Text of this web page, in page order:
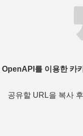
OpenAPI를 이용한 카
공유할 URL을 복사